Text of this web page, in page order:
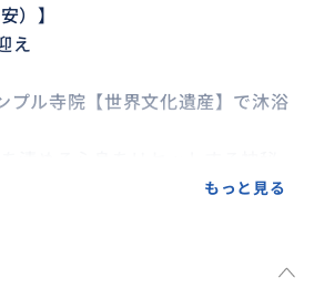
）】
え
ル寺院【世界文化遺産】で沐浴
もっと見る